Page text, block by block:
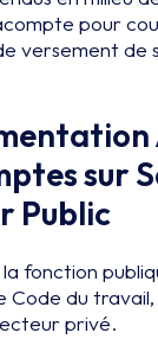
pour
versement de
sur
Public
fonction
Code du travail,
privé.